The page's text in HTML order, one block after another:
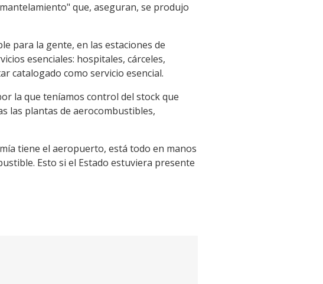
que, aseguran, se produjo
para la gente, en las estaciones de
esenciales: hospitales, cárceles,
catalogado como servicio esencial.
la que teníamos control del stock que
las plantas de aerocombustibles,
tiene el aeropuerto, está todo en manos
Esto si el Estado estuviera presente